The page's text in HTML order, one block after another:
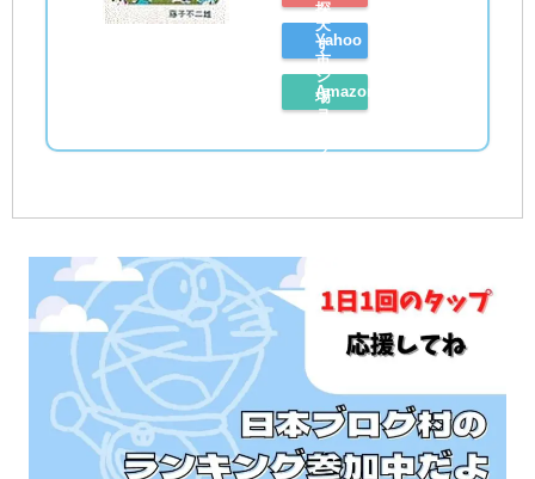
探
す
天
市
場
Yahoo
シ
ョ
ッ
ン
で
Amazon
見